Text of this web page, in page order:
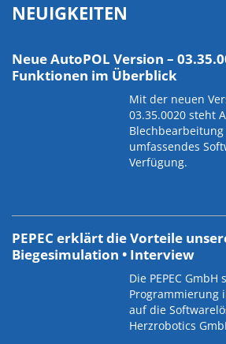
NEUIGKEITEN
Neue AutoPOL Version –
Funktionen im Überblick
Mit der neuen
03.35.0020 steht
umfassendes
Verfügung.
PEPEC erklärt die Vorteile
Biegesimulation • Interview
Die PEPEC
Programmierung
auf die
Herzrobotics